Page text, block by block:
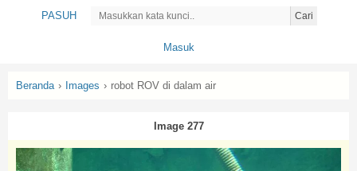
PASUH Cari
Masuk
Beranda › Images › robot ROV di dalam air
Image 277